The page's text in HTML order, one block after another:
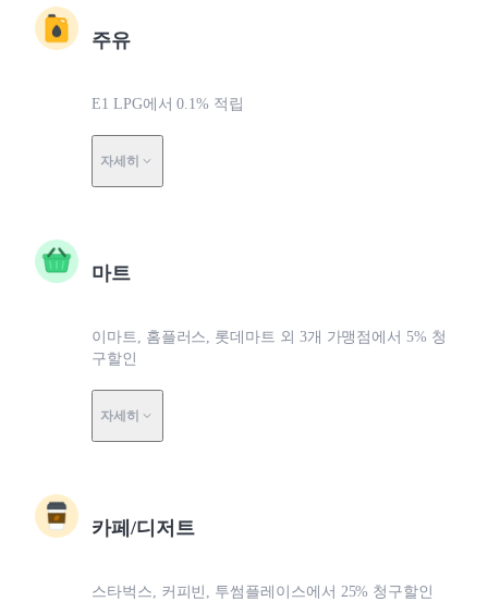
주유
E1 LPG에서 0.1% 적립
자세히
마트
이마트, 홈플러스, 롯데마트 외 3개 가맹점에서 5% 청
구할인
자세히
카페/디저트
스타벅스, 커피빈, 투썸플레이스에서 25% 청구할인